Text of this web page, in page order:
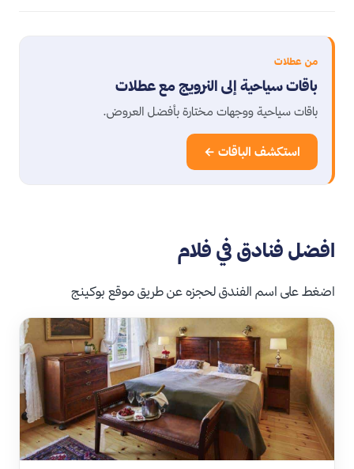
من عطلات
باقات سياحية إلى النرويج مع عطلات
باقات سياحية ووجهات مختارة بأفضل العروض.
استكشف الباقات ←
افضل فنادق في فلام
اضغط على اسم الفندق لحجزه عن طريق موقع بوكينج